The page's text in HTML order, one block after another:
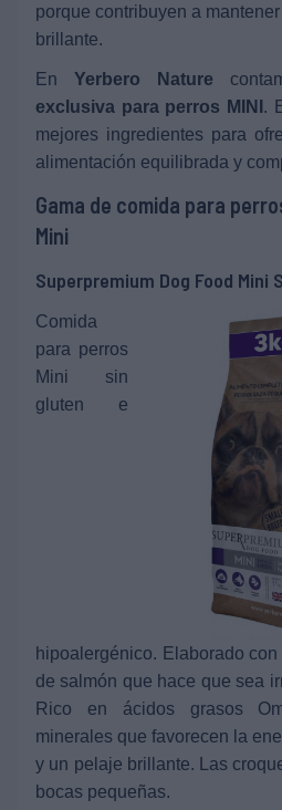
porque contribuyen a
brillante.
En Yerbero Nature
exclusiva para perros MINI .
mejores ingredientes para
alimentación equilibrada y
Gama de comida para
Mini
Superpremium Dog Food Mini
Comida
para perros
Mini sin
gluten e
hipoalergénico. Elaborado
de salmón que hace que sea
Rico en ácidos grasos
minerales que favorecen la
y un pelaje brillante. Las
bocas pequeñas.